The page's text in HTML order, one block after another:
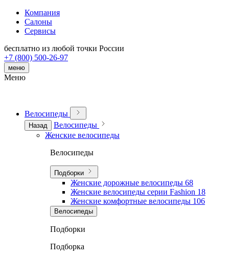
Компания
Салоны
Сервисы
бесплатно из любой точки России
+7 (800) 500-26-97
меню
Меню
Велосипеды
Назад
Велосипеды
Женские велосипеды
Велосипеды
Подборки
Женские дорожные велосипеды 68
Женские велосипеды серии Fashion 18
Женские комфортные велосипеды 106
Велосипеды
Подборки
Подборка